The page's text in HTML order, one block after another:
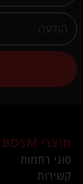
מוצרי BDSM
סוגי רתמות
קשירות